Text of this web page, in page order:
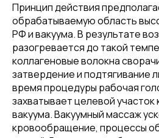
Принцип действия
обрабатываемую область
РФ и вакуума. В результате
разогревается до такой
коллагеновые волокна
затвердение и подтягивание
время процедуры рабочая
захватывает целевой
вакуума. Вакуумный массаж
кровообращение, процессы